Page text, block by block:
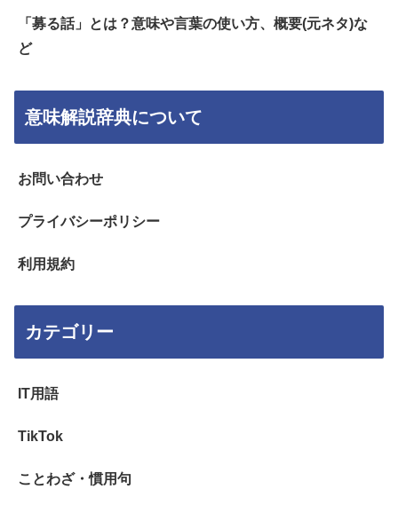
「募る話」とは？意味や言葉の使い方、概要(元ネタ)な
ど
意味解説辞典について
お問い合わせ
プライバシーポリシー
利用規約
カテゴリー
IT用語
TikTok
ことわざ・慣用句